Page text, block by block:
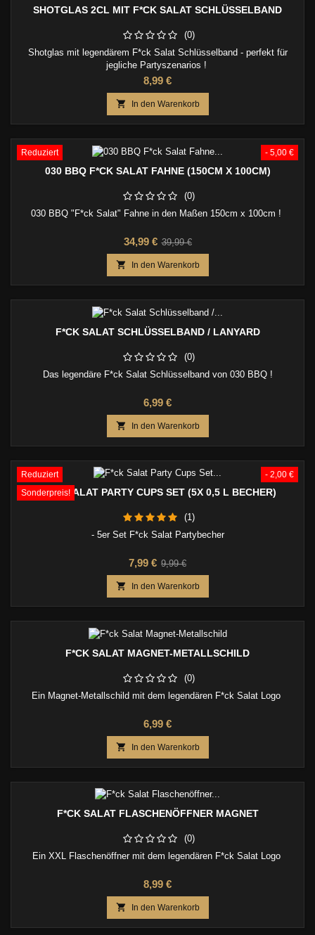
SHOTGLAS 2CL MIT F*CK SALAT SCHLÜSSELBAND
(0)
Shotglas mit legendärem F*ck Salat Schlüsselband - perfekt für
jegliche Partyszenarios !
Preis
8,99 €
 In den Warenkorb
- 5,00 €
Reduziert
030 BBQ F*CK SALAT FAHNE (150CM X 100CM)
(0)
030 BBQ "F*ck Salat" Fahne in den Maßen 150cm x 100cm !
Preis
34,99 € Verkaufspreis
39,99 €
 In den Warenkorb
F*CK SALAT SCHLÜSSELBAND / LANYARD
(0)
Das legendäre F*ck Salat Schlüsselband von 030 BBQ !
Preis
6,99 €
 In den Warenkorb
- 2,00 €
Reduziert
Sonderpreis!
F*CK SALAT PARTY CUPS SET (5X 0,5 L BECHER)
(1)
- 5er Set F*ck Salat Partybecher
Preis
7,99 € Verkaufspreis
9,99 €
 In den Warenkorb
F*CK SALAT MAGNET-METALLSCHILD
(0)
Ein Magnet-Metallschild mit dem legendären F*ck Salat Logo
Preis
6,99 €
 In den Warenkorb
F*CK SALAT FLASCHENÖFFNER MAGNET
(0)
Ein XXL Flaschenöffner mit dem legendären F*ck Salat Logo
Preis
8,99 €
 In den Warenkorb